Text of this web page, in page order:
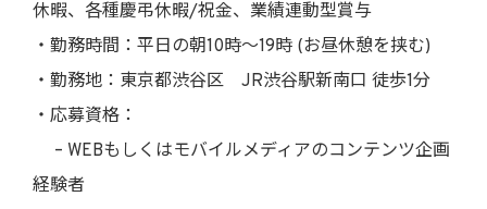
休暇、各種慶弔休暇/祝金、業績連動型賞与
・勤務時間：平日の朝10時〜19時 (お昼休憩を挟む)
・勤務地：東京都渋谷区 JR渋谷駅新南口 徒歩1分
・応募資格：
– WEBもしくはモバイルメディアのコンテンツ企画
経験者